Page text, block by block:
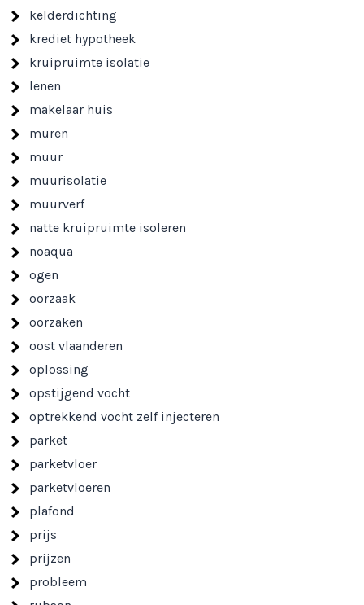
kelderdichting
krediet hypotheek
kruipruimte isolatie
lenen
makelaar huis
muren
muur
muurisolatie
muurverf
natte kruipruimte isoleren
noaqua
ogen
oorzaak
oorzaken
oost vlaanderen
oplossing
opstijgend vocht
optrekkend vocht zelf injecteren
parket
parketvloer
parketvloeren
plafond
prijs
prijzen
probleem